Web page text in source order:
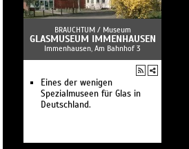
BRAUCHTUM / Museum
GLASMUSEUM IMMENHAUSEN
Immenhausen, Am Bahnhof 3
Eines der wenigen
Spezialmuseen für Glas in
Deutschland.